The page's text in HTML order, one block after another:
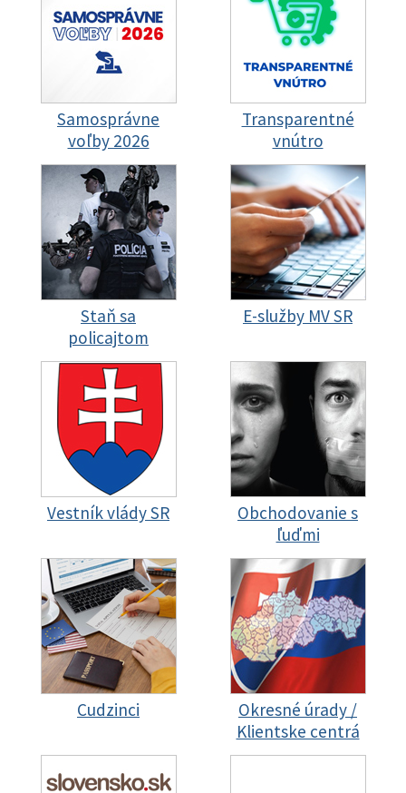
Samosprávne
voľby 2026
Transparentné
vnútro
Staň sa
policajtom
E-služby MV SR
Vestník vlády SR
Obchodovanie s
ľuďmi
Cudzinci
Okresné úrady /
Klientske centrá